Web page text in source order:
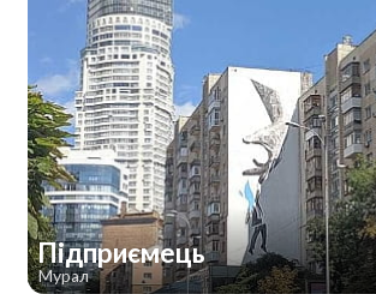
Підприємець
Мурал